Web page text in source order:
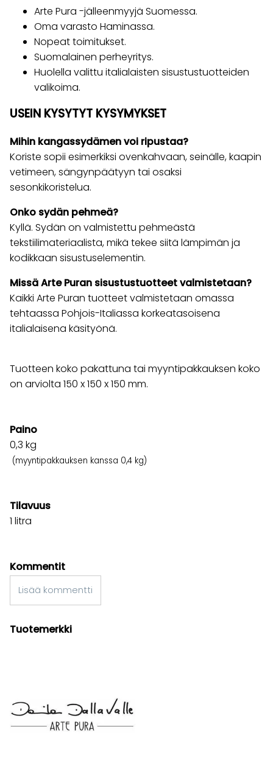
Arte Pura -jälleenmyyjä Suomessa.
Oma varasto Haminassa.
Nopeat toimitukset.
Suomalainen perheyritys.
Huolella valittu italialaisten sisustustuotteiden
valikoima.
USEIN KYSYTYT KYSYMYKSET
Mihin kangassydämen voi ripustaa?
Koriste sopii esimerkiksi ovenkahvaan, seinälle, kaapin
vetimeen, sängynpäätyyn tai osaksi
sesonkikoristelua.
Onko sydän pehmeä?
Kyllä. Sydän on valmistettu pehmeästä
tekstiilimateriaalista, mikä tekee siitä lämpimän ja
kodikkaan sisustuselementin.
Missä Arte Puran sisustustuotteet valmistetaan?
Kaikki Arte Puran tuotteet valmistetaan omassa
tehtaassa Pohjois-Italiassa korkeatasoisena
italialaisena käsityönä.
Tuotteen koko pakattuna tai myyntipakkauksen koko
on arviolta 150 x 150 x 150 mm.
Paino
0,3 kg
(myyntipakkauksen kanssa 0,4 kg)
Tilavuus
1 litra
Kommentit
Lisää kommentti
Tuotemerkki